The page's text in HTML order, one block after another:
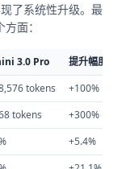
了系统性升级。最
面：
3.0 Pro
提升幅度
tokens
+100%
tokens
+300%
+5.4%